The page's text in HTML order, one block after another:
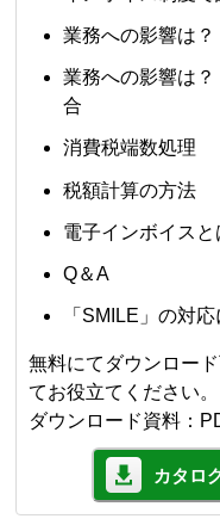
業務への影響は
業務への影響は
合
消費税端数処理
税額計算の方法
電子インボイスと
Q＆A
「SMILE」の対
無料にてダウンロー
てお役立てください。
ダウンロード資料：
カタロ